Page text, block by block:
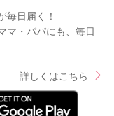
毎日届く！
マ・パパにも、毎日
詳しくはこちら